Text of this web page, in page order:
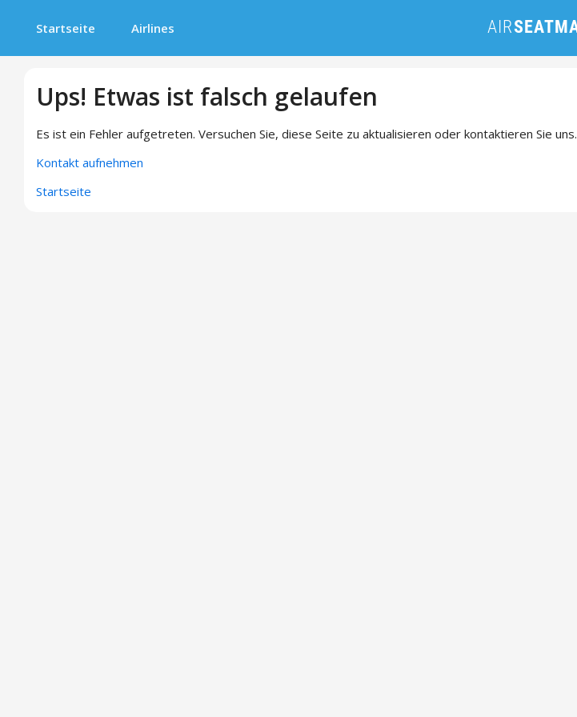
Startseite Airlines
Ups! Etwas ist falsch gelaufen
Es ist ein Fehler aufgetreten. Versuchen Sie, diese Seite zu aktualisieren oder kontaktieren Sie uns.
Kontakt aufnehmen
Startseite